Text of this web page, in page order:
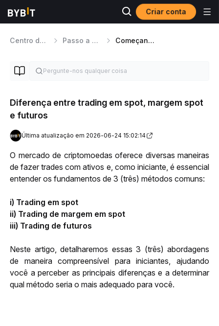
Criar conta
Centro de Ajuda Passo a passo da plataforma Começando
Diferença entre trading em spot, margem spot
e futuros
Última atualização em 2026-06-24 15:02:14
O mercado de criptomoedas oferece diversas maneiras
de fazer trades com ativos e, como iniciante, é essencial
entender os fundamentos de 3 (três) métodos comuns:
i) Trading em spot
ii) Trading de margem em spot
iii) Trading de futuros
Neste artigo, detalharemos essas 3 (três) abordagens
de maneira compreensível para iniciantes, ajudando
você a perceber as principais diferenças e a determinar
qual método seria o mais adequado para você.